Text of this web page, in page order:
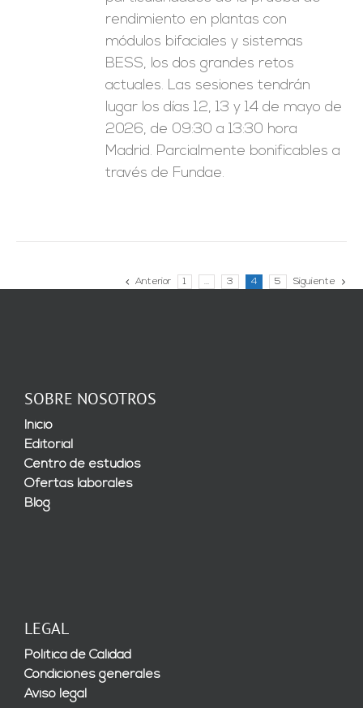
rendimiento en plantas con
módulos bifaciales y sistemas
BESS, los dos grandes retos
actuales. Las sesiones tendrán
lugar los días 12, 13 y 14 de mayo de
2026, de 09:30 a 13:30 hora
Madrid. Parcialmente bonificables a
través de Fundae.
Anterior 1 … 3 4 5 Siguiente
SOBRE NOSOTROS
Inicio
Editorial
Centro de estudios
Ofertas laborales
Blog
LEGAL
Política de Calidad
Condiciones generales
Aviso legal